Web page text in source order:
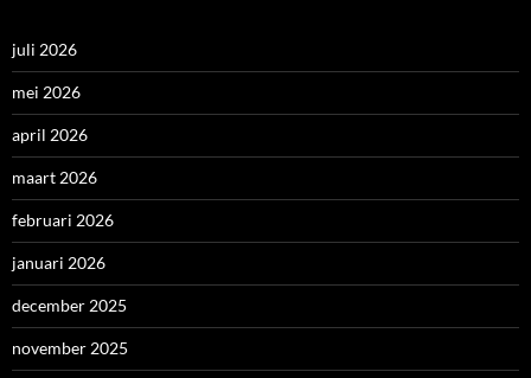
juli 2026
mei 2026
april 2026
maart 2026
februari 2026
januari 2026
december 2025
november 2025